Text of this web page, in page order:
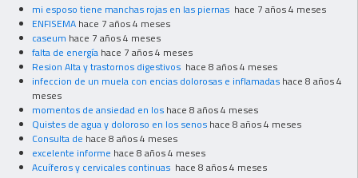
mi esposo tiene manchas rojas en las piernas hace 7 años 4 meses
ENFISEMA hace 7 años 4 meses
caseum hace 7 años 4 meses
falta de energía hace 7 años 4 meses
Resion Alta y trastornos digestivos hace 8 años 4 meses
infeccion de un muela con encias dolorosas e inflamadas hace 8 años 4
meses
momentos de ansiedad en los hace 8 años 4 meses
Quistes de agua y doloroso en los senos hace 8 años 4 meses
Consulta de hace 8 años 4 meses
excelente informe hace 8 años 4 meses
Acuíferos y cervicales continuas hace 8 años 4 meses